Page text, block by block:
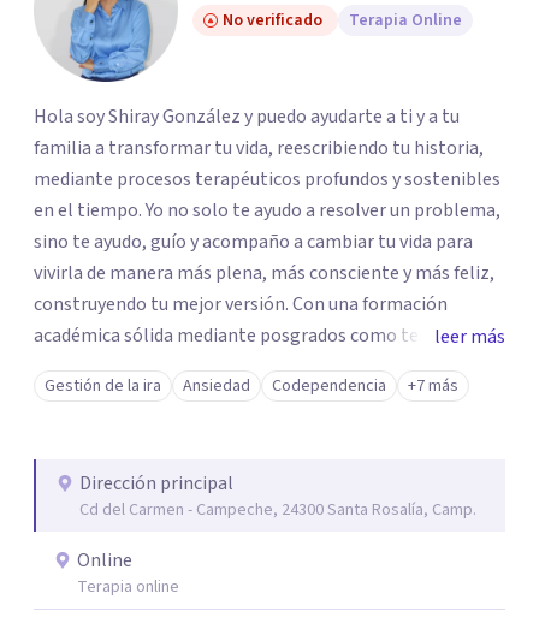
No verificado Terapia Online
Hola soy Shiray González y puedo ayudarte a ti y a tu
familia a transformar tu vida, reescribiendo tu historia,
mediante procesos terapéuticos profundos y sostenibles
en el tiempo. Yo no solo te ayudo a resolver un problema,
sino te ayudo, guío y acompaño a cambiar tu vida para
vivirla de manera más plena, más consciente y más feliz,
construyendo tu mejor versión. Con una formación
académica sólida mediante posgrados como terapeuta
breve, familiar e infantil, así como con respaldo
profesional y experiencia clínica de más de 26 años y
auténtica y comunicación clara y directa para darte
seguridad emocional y una dirección firme de tu proceso
de cambio.
leer más
Gestión de la ira Ansiedad Codependencia +7 más
Dirección principal
Cd del Carmen - Campeche, 24300 Santa Rosalía, Camp.
Online
Terapia online